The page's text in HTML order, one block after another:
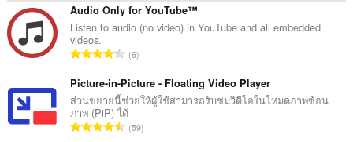
This
extension
can
create
and
display
them
Audio Only for YouTube™
Listen to audio (no video) in YouTube and all embedded
videos.
จำ
ว
น
ค
ะ
6
Picture-in-Picture - Floating Video Player
ส่วนขยายนี้ช่วยให้ผู้ใช้สามารถรับชมวิดีโอในโหมดภาพซ้อน
ภาพ (PiP) ได้
จำ
59